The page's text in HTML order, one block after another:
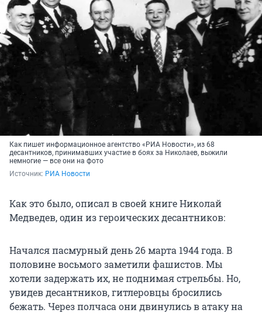
Как пишет информационное агентство «РИА Новости», из 68
десантников, принимавших участие в боях за Николаев, выжили
немногие — все они на фото
Источник: РИА Новости
Как это было, описал в своей книге Николай
Медведев, один из героических десантников:
Начался пасмурный день 26 марта 1944 года. В
половине восьмого заметили фашистов. Мы
хотели задержать их, не поднимая стрельбы. Но,
увидев десантников, гитлеровцы бросились
бежать. Через полчаса они двинулись в атаку на